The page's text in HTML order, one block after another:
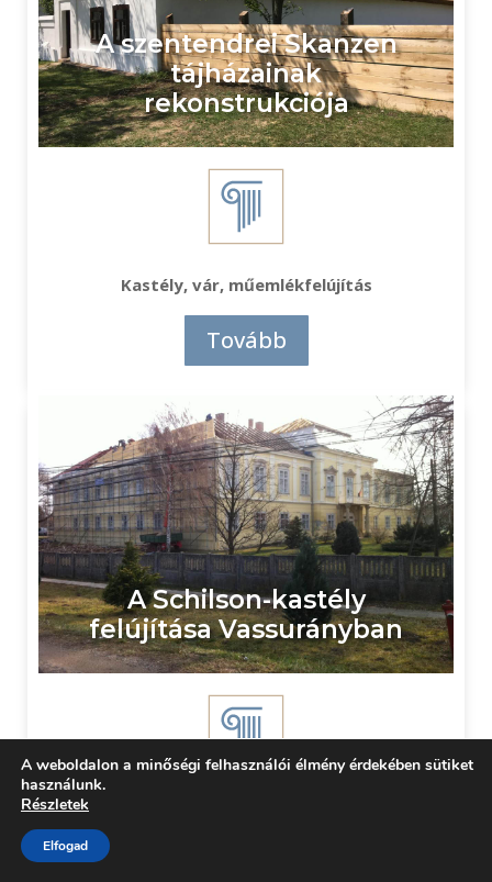
A szentendrei Skanzen
tájházainak
rekonstrukciója
Kastély, vár, műemlékfelújítás
Tovább
A Schilson-kastély
felújítása Vassurányban
A weboldalon a minőségi felhasználói élmény érdekében sütiket
használunk.
Részletek
Elfogad